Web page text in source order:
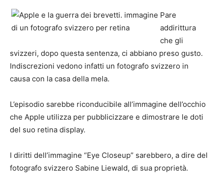
Pare
addirittura
che gli
svizzeri, dopo questa sentenza, ci abbiano preso gusto.
Indiscrezioni vedono infatti un fotografo svizzero in
causa con la casa della mela.
L’episodio sarebbe riconducibile all’immagine dell’occhio
che Apple utilizza per pubblicizzare e dimostrare le doti
del suo retina display.
I diritti dell’immagine “Eye Closeup” sarebbero, a dire del
fotografo svizzero Sabine Liewald, di sua proprietà.